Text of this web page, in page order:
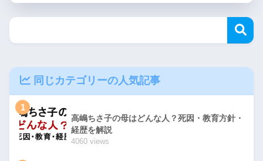
同じカテゴリーの人気記事
1
高嶋ちさ子の母はどんな人？死因・教育方針・
経歴を解説
4060 views